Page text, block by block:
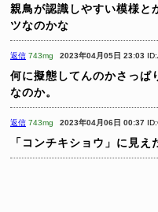
親鳥が認識しやすい模様と
ツなのかな
返信 743mg 2023年04月05日 23:03
何に擬態してんのかさっぱ
なのか。
返信 743mg 2023年04月06日 00:37
「コンチキショウ」に見え